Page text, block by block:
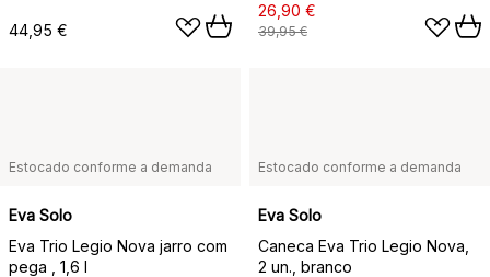
44,95 €
26,90 €
39,95 €
Estocado conforme a demanda
Eva Solo
Eva Trio Legio Nova jarro com
pega , 1,6 l
Estocado conforme a demanda
Eva Solo
Caneca Eva Trio Legio Nova,
2 un., branco